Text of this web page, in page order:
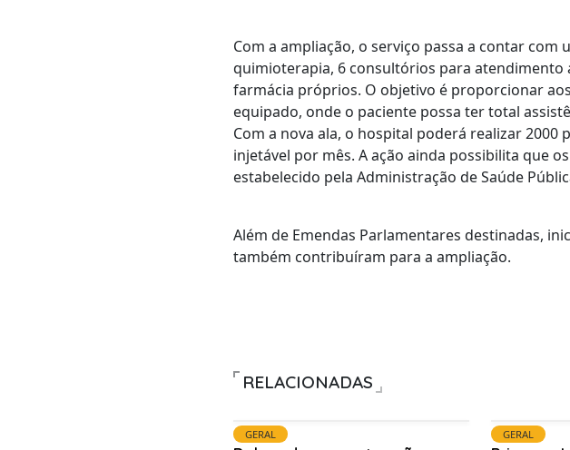
Com a ampliação, o serviço passa a contar com
quimioterapia, 6 consultórios para
farmácia próprios. O objetivo é proporcionar
equipado, onde o paciente possa ter total
Com a nova ala, o hospital poderá realizar
injetável por mês. A ação ainda possibilita que
estabelecido pela Administração de Saúde
Além de Emendas Parlamentares destinadas,
também contribuíram para a ampliação.
RELACIONADAS
GERAL GERAL